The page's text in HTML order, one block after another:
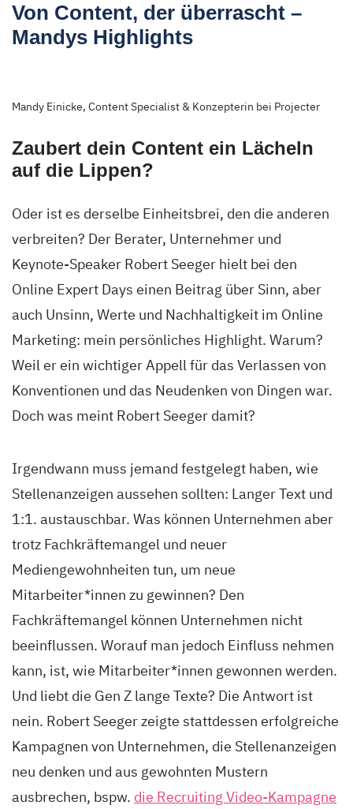
Von Content, der überrascht –
Mandys Highlights
Mandy Einicke, Content Specialist & Konzepterin bei Projecter
Zaubert dein Content ein Lächeln
auf die Lippen?
Oder ist es derselbe Einheitsbrei, den die anderen
verbreiten? Der Berater, Unternehmer und
Keynote-Speaker Robert Seeger hielt bei den
Online Expert Days einen Beitrag über Sinn, aber
auch Unsinn, Werte und Nachhaltigkeit im Online
Marketing: mein persönliches Highlight. Warum?
Weil er ein wichtiger Appell für das Verlassen von
Konventionen und das Neudenken von Dingen war.
Doch was meint Robert Seeger damit?
Irgendwann muss jemand festgelegt haben, wie
Stellenanzeigen aussehen sollten: Langer Text und
1:1. austauschbar. Was können Unternehmen aber
trotz Fachkräftemangel und neuer
Mediengewohnheiten tun, um neue
Mitarbeiter*innen zu gewinnen? Den
Fachkräftemangel können Unternehmen nicht
beeinflussen. Worauf man jedoch Einfluss nehmen
kann, ist, wie Mitarbeiter*innen gewonnen werden.
Und liebt die Gen Z lange Texte? Die Antwort ist
nein. Robert Seeger zeigte stattdessen erfolgreiche
Kampagnen von Unternehmen, die Stellenanzeigen
neu denken und aus gewohnten Mustern
ausbrechen, bspw. die Recruiting Video-Kampagne